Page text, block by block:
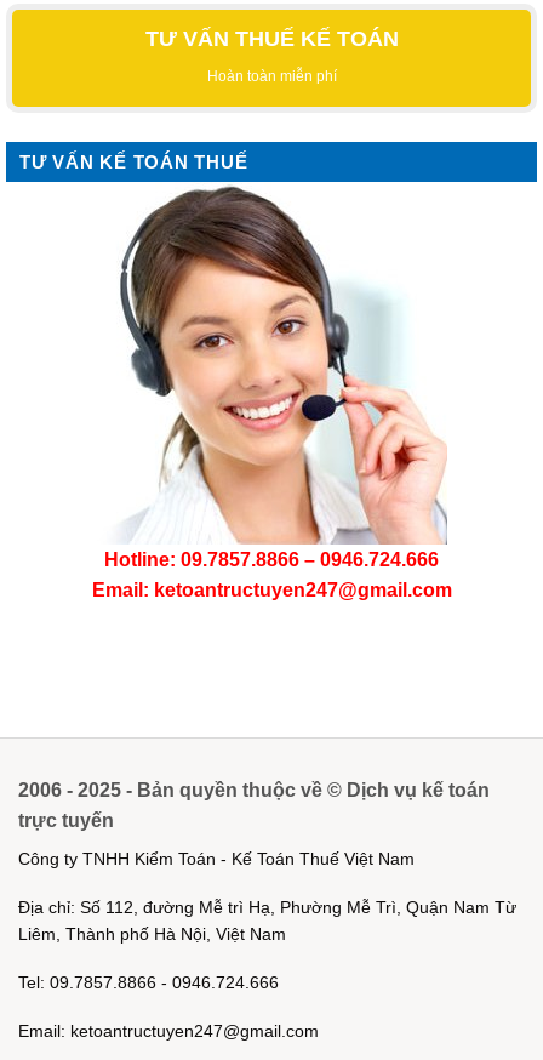
TƯ VẤN THUẾ KẾ TOÁN
Hoàn toàn miễn phí
TƯ VẤN KẾ TOÁN THUẾ
Hotline: 09.7857.8866 – 0946.724.666
Email: ketoantructuyen247@gmail.com
2006 - 2025 - Bản quyền thuộc về © Dịch vụ kế toán
trực tuyến
Công ty TNHH Kiểm Toán - Kế Toán Thuế Việt Nam
Địa chỉ: Số 112, đường Mễ trì Hạ, Phường Mễ Trì, Quận Nam Từ
Liêm, Thành phố Hà Nội, Việt Nam
Tel: 09.7857.8866 - 0946.724.666
Email: ketoantructuyen247@gmail.com